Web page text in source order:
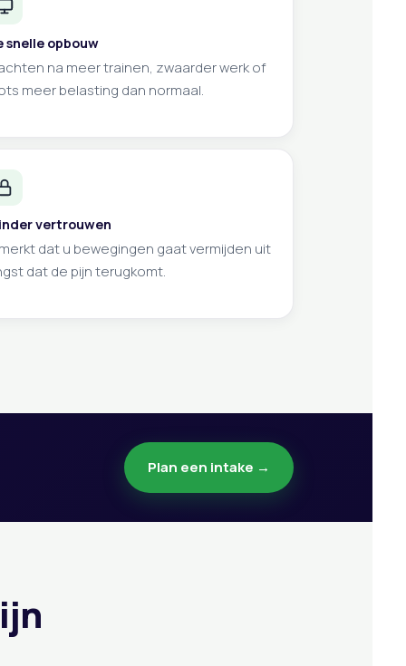
snelle opbouw
na meer trainen, zwaarder werk of
meer belasting dan normaal.
vertrouwen
dat u bewegingen gaat vermijden uit
dat de pijn terugkomt.
Plan een intake →